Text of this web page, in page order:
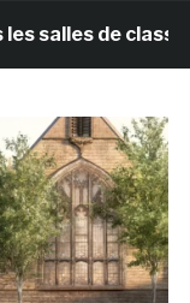
de classe des